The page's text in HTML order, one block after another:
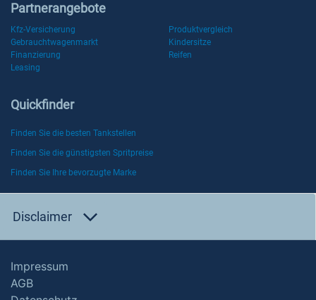
Partnerangebote
Kfz-Versicherung
Produktvergleich
Gebrauchtwagenmarkt
Kindersitze
Finanzierung
Reifen
Leasing
Quickfinder
Finden Sie die besten Tankstellen
Finden Sie die günstigsten Spritpreise
Finden Sie Ihre bevorzugte Marke
Disclaimer
Impressum
AGB